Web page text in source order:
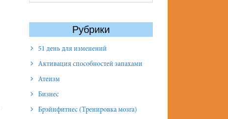
Рубрики
51 день для изменений
Активация способностей запахами
Атеизм
Бизнес
Брэйнфитнес (Тренировка мозга)